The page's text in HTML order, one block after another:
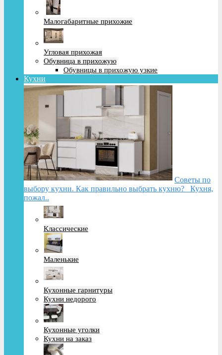
Малогабаритные прихожие
Угловая прихожая
Обувница в прихожую
Обувницы в прихожую узкие
Кухни
Советы по
выбору кухни. Как правильно выбрать кухню? Кухня,
пожал..
Классические
Маленькие
Кухонные гарнитуры
Кухни недорого
Кухонные уголки
Кухни на заказ